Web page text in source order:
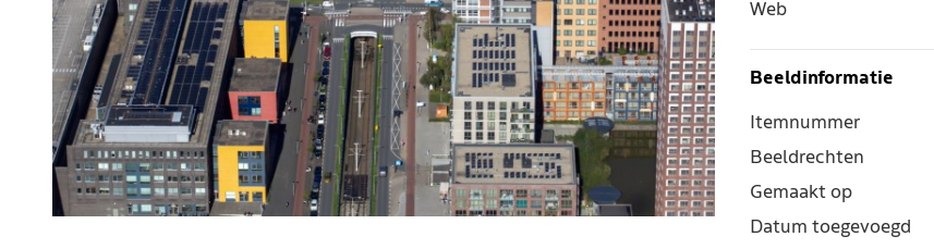
Web
Beeldinformatie
Itemnummer
Beeldrechten
Gemaakt op
Datum toegevoegd